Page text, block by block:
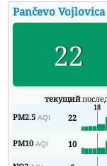
Pančevo Vojlovica
22
текущий
PM2.5AQI 22
PM10AQI 10